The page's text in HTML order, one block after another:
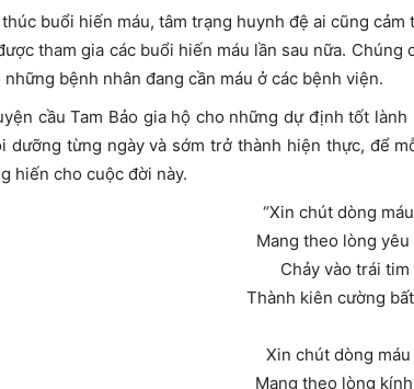
thúc buổi hiến máu, tâm trạng huynh đệ ai cũng
tham gia các buổi hiến máu lần sau nữa.
những bệnh nhân đang cần máu ở các bệnh viện.
cầu Tam Bảo gia hộ cho những dự định tốt
dưỡng từng ngày và sớm trở thành hiện thực, để
hiến cho cuộc đời này.
“Xin chút dòng
Mang theo lòng yêu
Chảy vào trái tim
Thành kiên cường
Xin chút dòng máu
Mang theo lòng